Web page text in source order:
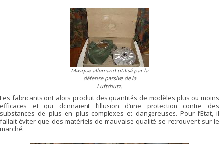
Masque allemand utilisé par la
défense passive de la
Luftchutz.
Les fabricants ont alors produit des quantités de modèles plus ou moins
efficaces et qui donnaient l’illusion d’une protection contre des
substances de plus en plus complexes et dangereuses. Pour l’Etat, il
fallait éviter que des matériels de mauvaise qualité se retrouvent sur le
marché.